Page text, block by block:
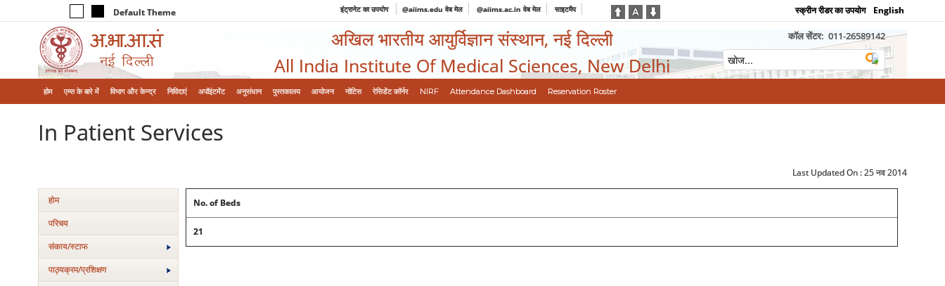
Default Theme इंट्रानेट का उपयोग @aiims.edu वेब मेल @aiims.ac.in वेब मेल साइटमैप स्क्रीन रीडर का उपयोग English
अखिल भारतीय आयुर्विज्ञान संस्थान, नई दिल्ली
All India Institute Of Medical Sciences, New Delhi
कॉल सेंटर: 011-26589142
होम एम्‍स के बारे में विभाग और केन्‍द्र निविदाएं अपॉइंटमेंट अनुसंधान पुस्तकालय आयोजन नोटिस रेसिडेंट कॉर्नर NIRF Attendance Dashboard Reservation Roster
In Patient Services
Last Updated On :25 नव 2014
होम
परिचय
संकाय/स्‍टाफ
पाठ्यक्रम/प्रशिक्षण
No. of Beds
21